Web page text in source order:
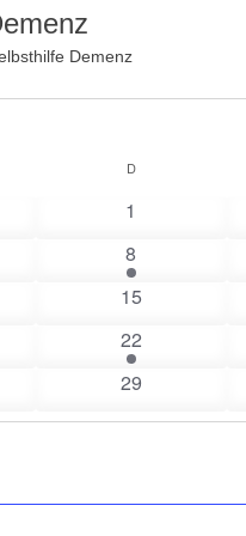
Demenz
DDIENSTAG
0
1
1
Veranstaltung
8
0
15
1
Veranstaltung
22
0
29